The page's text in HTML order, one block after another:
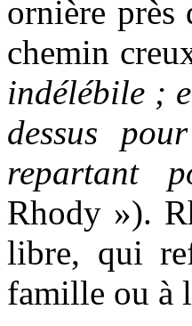
ornière
chemin
indélébile ;
dessus
repartant
Rhody »).
libre, qui
famille ou à